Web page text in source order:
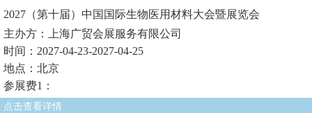
2027（第十届）中国国际生物医用材料大会暨展览会
主办方：上海广贸会展服务有限公司
时间：2027-04-23-2027-04-25
地点：北京
参展费1：
点击查看详情